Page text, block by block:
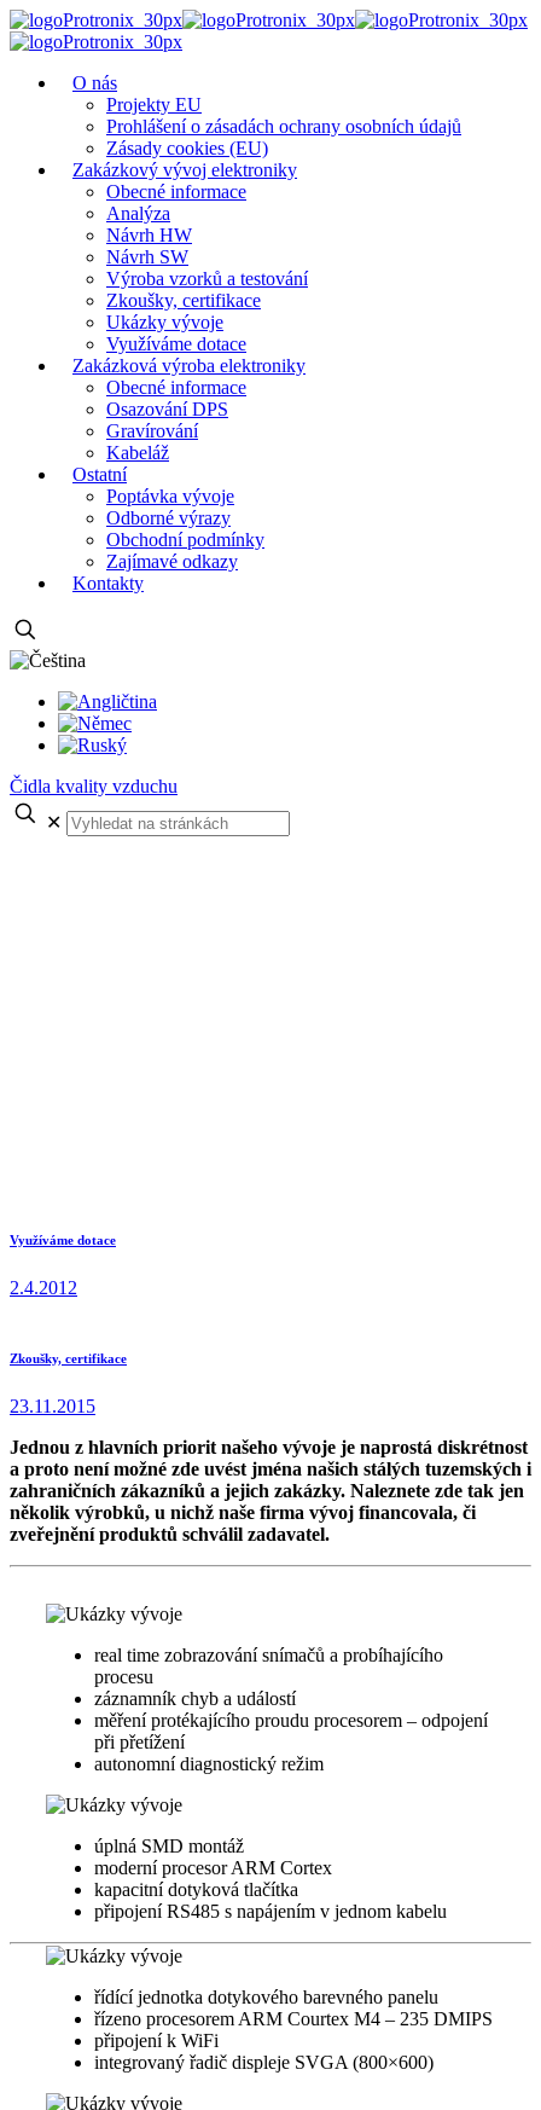
O nás
Projekty EU
Prohlášení o zásadách ochrany osobních údajů
Zásady cookies (EU)
Zakázkový vývoj elektroniky
Obecné informace
Analýza
Návrh HW
Návrh SW
Výroba vzorků a testování
Zkoušky, certifikace
Ukázky vývoje
Využíváme dotace
Zakázková výroba elektroniky
Obecné informace
Osazování DPS
Gravírování
Kabeláž
Ostatní
Poptávka vývoje
Odborné výrazy
Obchodní podmínky
Zajímavé odkazy
Kontakty
Čidla kvality vzduchu
✕
Využíváme dotace
2.4.2012
Zkoušky, certifikace
23.11.2015
Jednou z hlavních priorit našeho vývoje je naprostá diskrétnost
a proto není možné zde uvést jména našich stálých tuzemských i
zahraničních zákazníků a jejich zakázky. Naleznete zde tak jen
několik výrobků, u nichž naše firma vývoj financovala, či
zveřejnění produktů schválil zadavatel.
real time zobrazování snímačů a probíhajícího
procesu
záznamník chyb a událostí
měření protékajícího proudu procesorem – odpojení
při přetížení
autonomní diagnostický režim
úplná SMD montáž
moderní procesor ARM Cortex
kapacitní dotyková tlačítka
připojení RS485 s napájením v jednom kabelu
řídící jednotka dotykového barevného panelu
řízeno procesorem ARM Courtex M4 – 235 DMIPS
připojení k WiFi
integrovaný řadič displeje SVGA (800×600)